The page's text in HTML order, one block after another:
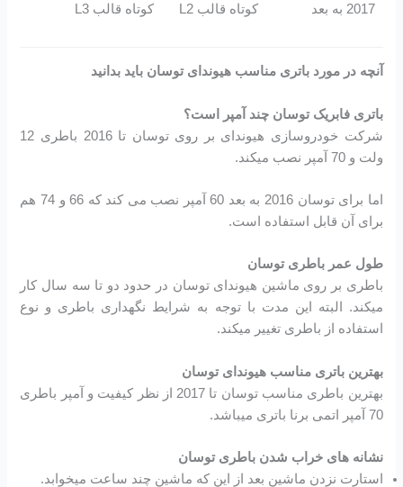
2017 به بعد
کوتاه قالب L2
کوتاه قالب L3
آنچه در مورد باتری مناسب هیوندای توسان باید بدانید
باتری فابریک توسان چند آمپر است؟
شرکت خودروسازی هیوندای بر روی توسان تا 2016 باطری 12
ولت و 70 آمپر نصب میکند.
اما برای توسان 2016 به بعد 60 آمپر نصب می کند که 66 و 74 هم
برای آن قابل استفاده است.
طول عمر باطری توسان
باطری بر روی ماشین هیوندای توسان در حدود دو تا سه سال کار
میکند. البته این مدت با توجه به شرایط نگهداری باطری و نوع
استفاده از باطری تغییر میکند.
بهترین باتری مناسب هیوندای توسان
بهترین باطری مناسب توسان تا 2017 از نظر کیفیت و آمپر باطری
70 آمپر اتمی برنا باتری میباشد.
نشانه های خراب شدن باطری توسان
استارت نزدن ماشین بعد از این که ماشین چند ساعت میخوابد.